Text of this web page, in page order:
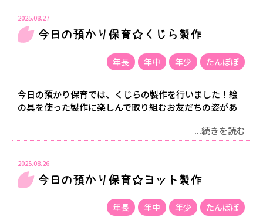
2025.08.27
今日の預かり保育☆くじら製作
年長 年中 年少 たんぽぽ
今日の預かり保育では、くじらの製作を行いました！絵
の具を使った製作に楽しんで取り組むお友だちの姿があ
...続きを読む
2025.08.26
今日の預かり保育☆ヨット製作
年長 年中 年少 たんぽぽ